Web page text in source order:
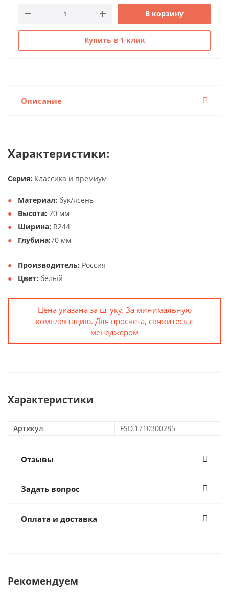
В корзину
Купить в 1 клик
Описание
Характеристики:
Серия: Классика и премиум
Материал: бук/ясень
Высота: 20 мм
Ширина: R244
Глубина:70 мм
Производитель: Россия
Цвет: белый
Цена указана за штуку. За минимальную
комплектацию. Для просчета, свяжитесь с
менеджером
Характеристики
Артикул FSD.1710300285
Отзывы
Задать вопрос
Оплата и доставка
Рекомендуем